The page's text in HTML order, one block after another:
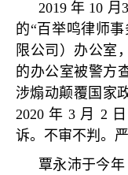
2019年 10 月
的“百举鸣律师事
限公司）办公室
的办公室被警方
涉煽动颠覆国家
2020年 3 月 2
诉。不审不判。
覃永沛于今年